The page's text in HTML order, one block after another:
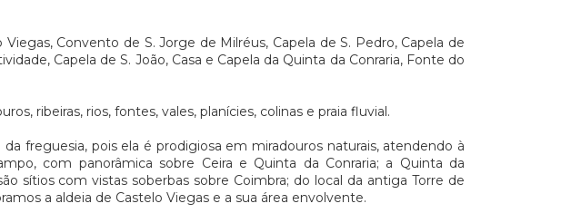
Convento de S. Jorge de Milréus, Capela de S. Pedro, Capela de
Capela de S. João, Casa e Capela da Quinta da Conraria, Fonte do
ribeiras, rios, fontes, vales, planícies, colinas e praia fluvial.
freguesia, pois ela é prodigiosa em miradouros naturais, atendendo à
com panorâmica sobre Ceira e Quinta da Conraria; a Quinta da
sítios com vistas soberbas sobre Coimbra; do local da antiga Torre de
a aldeia de Castelo Viegas e a sua área envolvente.